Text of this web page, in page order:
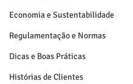
Economia e Sustentabilidade
Regulamentação e Normas
Dicas e Boas Práticas
Histórias de Clientes